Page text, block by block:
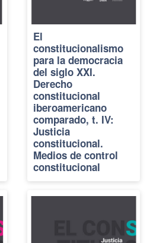
El
constitucionalismo
para la democracia
del siglo XXI.
Derecho
constitucional
iberoamericano
comparado, t. IV:
Justicia
constitucional.
Medios de control
constitucional